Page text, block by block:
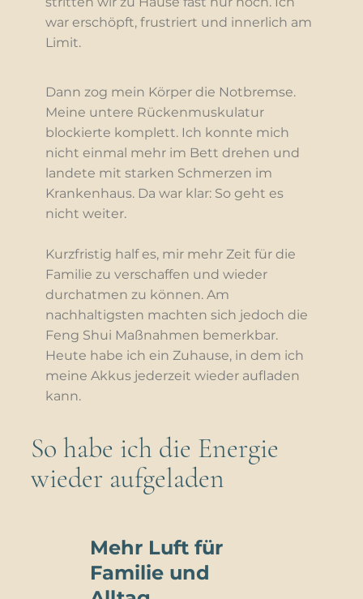
war erschöpft, frustriert und innerlich am
Limit.
Dann zog mein Körper die Notbremse.
Meine untere Rückenmuskulatur
blockierte komplett. Ich konnte mich
nicht einmal mehr im Bett drehen und
landete mit starken Schmerzen im
Krankenhaus. Da war klar: So geht es
nicht weiter.
Kurzfristig half es, mir mehr Zeit für die
Familie zu verschaffen und wieder
durchatmen zu können. Am
nachhaltigsten machten sich jedoch die
Feng Shui Maßnahmen bemerkbar.
Heute habe ich ein Zuhause, in dem ich
meine Akkus jederzeit wieder aufladen
kann.
So habe ich die Energie
wieder aufgeladen
Mehr Luft für
Familie und